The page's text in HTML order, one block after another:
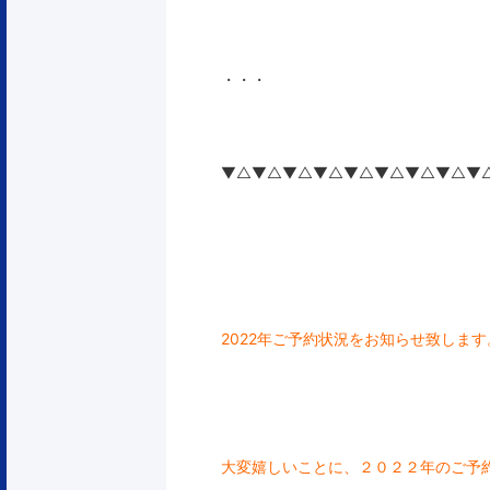
・・・
2022年ご予約状況をお知らせ致します
大変嬉しいことに、２０２２年のご予